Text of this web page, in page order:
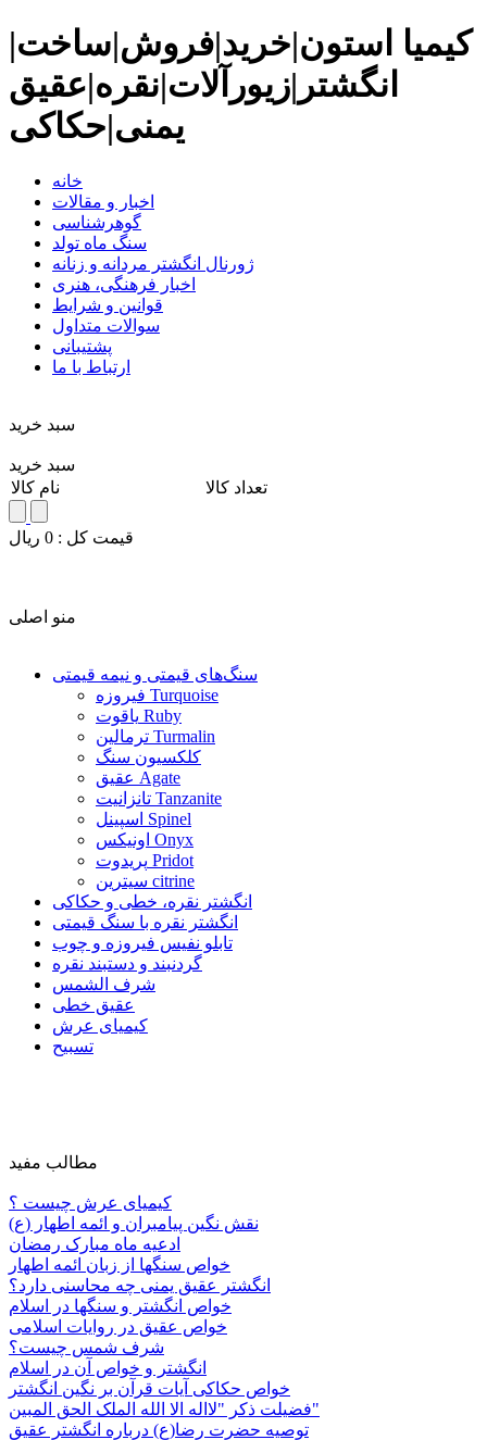
کیمیا استون|خرید|فروش|ساخت|
انگشتر|زیورآلات|نقره|عقیق
یمنی|حکاکی
خانه
اخبار و مقالات
گوهرشناسی
سنگ ماه تولد
ژورنال انگشتر مردانه و زنانه
اخبار فرهنگی، هنری
قوانین و شرایط
سوالات متداول
پشتیبانی
ارتباط با ما
سبد خريد
سبد خرید
نام کالا
تعداد کالا
قيمت کل : 0 ريال
منو اصلی
سنگ‌های قیمتی و نیمه قیمتی
فیروزه Turquoise
یاقوت Ruby
ترمالین Turmalin
کلکسیون سنگ
عقیق Agate
تانزانیت Tanzanite
اسپینل Spinel
اونیکس Onyx
پریدوت Pridot
سیترین citrine
انگشتر نقره، خطی و حکاکی
انگشتر نقره با سنگ قیمتی
تابلو نفیس فیروزه و چوب
گردنبند و دستبند نقره
شرف الشمس
عقیق خطی
کیمیای عرش
تسبیح
مطالب مفید
کیمیای عرش چیست ؟
نقش نگین پیامبران و ائمه اطهار (ع)
ادعیه ماه مبارک رمضان
خواص سنگها از زبان ائمه اطهار
انگشتر عقیق یمنی چه محاسنی دارد؟
خواص انگشتر و سنگها در اسلام
خواص عقیق در روایات اسلامی
شرف شمس چیست؟
انگشتر و خواص آن در اسلام
خواص حکاکی آیات قرآن بر نگین انگشتر
فضیلت ذکر "لااله الا الله الملک الحق المبین"
توصیه حضرت رضا(ع) درباره انگشتر عقیق